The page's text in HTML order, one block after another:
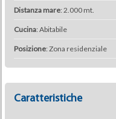
Distanza mare: 2.000 mt.
Cucina: Abitabile
Posizione: Zona residenziale
Caratteristiche